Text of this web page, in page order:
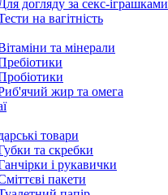
догляду за секс-іграшками
на вагітність
та мінерали
жир та омега
товари
та скребки
і рукавички
пакети